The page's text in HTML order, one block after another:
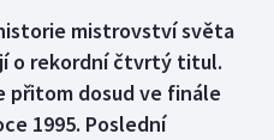
mistrovství světa
o rekordní čtvrtý titul.
přitom dosud ve finále
1995. Poslední